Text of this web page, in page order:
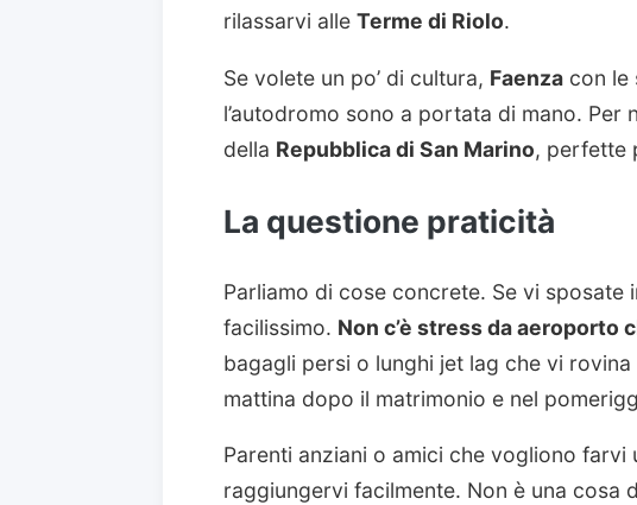
rilassarvi alle Terme di Riolo.
Se volete un po’ di cultura, Faenzacon le
l’autodromo sono a portata di mano. Per
della Repubblica di San Marino, perfette
La questione praticità
Parliamo di cose concrete. Se vi sposate
facilissimo. Non c’è stress da aeroporto
bagagli persi o lunghi jet lag che vi
mattina dopo il matrimonio e nel
Parenti anziani o amici che vogliono farvi
raggiungervi facilmente. Non è una cosa